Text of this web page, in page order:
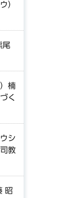
）
尾
楠
く
シ
教
昭